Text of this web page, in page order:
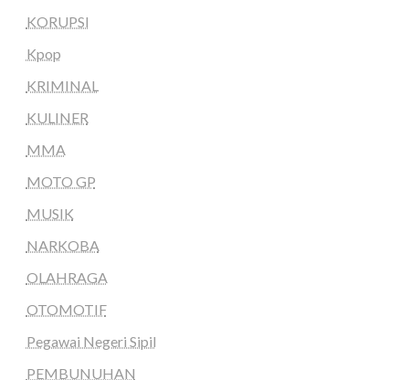
KORUPSI
Kpop
KRIMINAL
KULINER
MMA
MOTO GP
MUSIK
NARKOBA
OLAHRAGA
OTOMOTIF
Pegawai Negeri Sipil
PEMBUNUHAN